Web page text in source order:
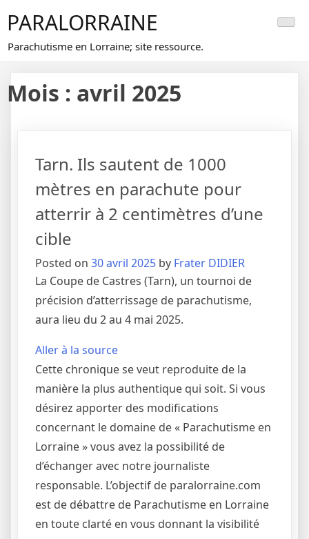
content
PARALORRAINE
Parachutisme en Lorraine; site ressource.
Mois : avril 2025
Tarn. Ils sautent de 1000
mètres en parachute pour
atterrir à 2 centimètres d’une
cible
Posted on 30 avril 2025 by Frater DIDIER
La Coupe de Castres (Tarn), un tournoi de
précision d’atterrissage de parachutisme,
aura lieu du 2 au 4 mai 2025.
Aller à la source
Cette chronique se veut reproduite de la
manière la plus authentique qui soit. Si vous
désirez apporter des modifications
concernant le domaine de « Parachutisme en
Lorraine » vous avez la possibilité de
d’échanger avec notre journaliste
responsable. L’objectif de paralorraine.com
est de débattre de Parachutisme en Lorraine
en toute clarté en vous donnant la visibilité